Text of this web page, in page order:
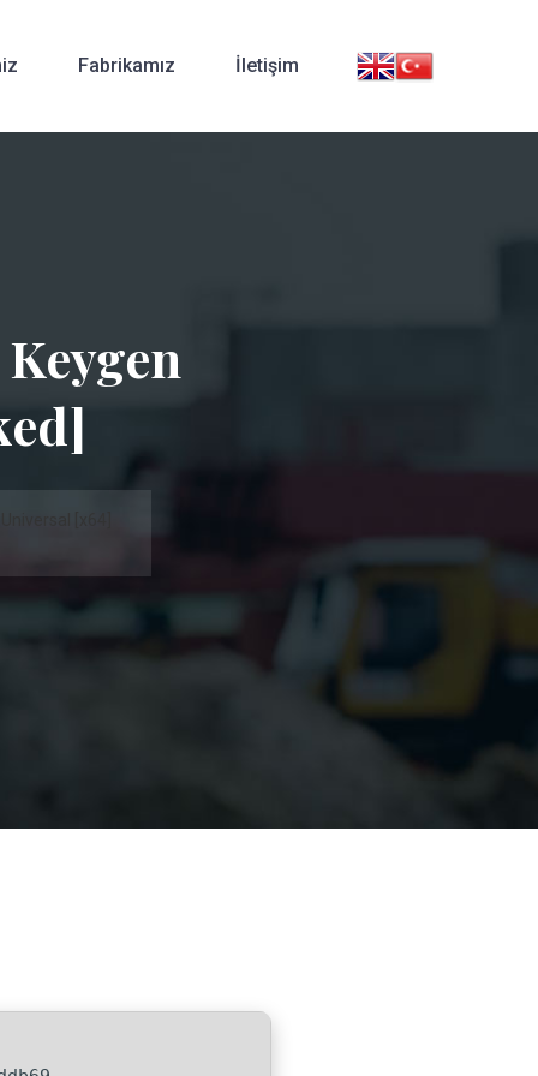
Fabrikamız İletişim